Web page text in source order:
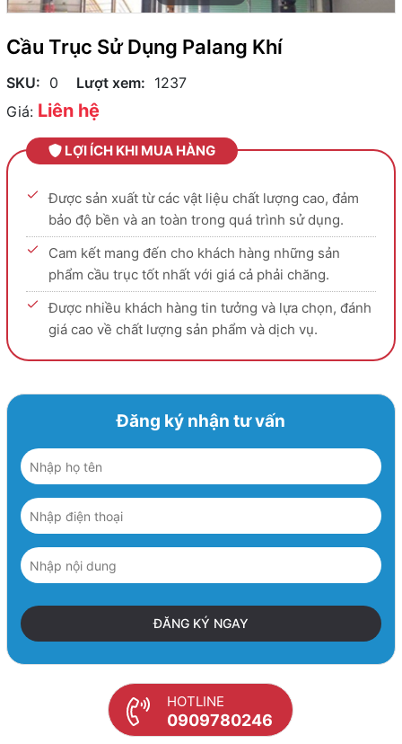
Cầu Trục Sử Dụng Palang Khí
SKU: 0 Lượt xem: 1237
Giá: Liên hệ
LỢI ÍCH KHI MUA HÀNG
Được sản xuất từ các vật liệu chất lượng cao, đảm
bảo độ bền và an toàn trong quá trình sử dụng.
Cam kết mang đến cho khách hàng những sản
phẩm cầu trục tốt nhất với giá cả phải chăng.
Được nhiều khách hàng tin tưởng và lựa chọn, đánh
giá cao về chất lượng sản phẩm và dịch vụ.
Đăng ký nhận tư vấn
ĐĂNG KÝ NGAY
HOTLINE
0909780246